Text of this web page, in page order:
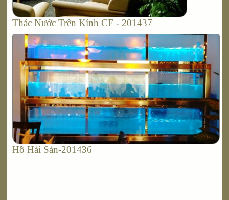
Thác Nước Trên Kính CF - 201437
Hồ Hải Sản-201436